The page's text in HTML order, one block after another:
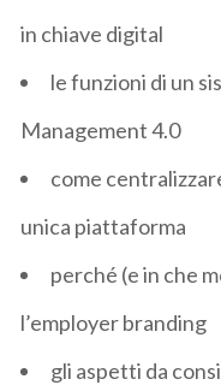
in chiave digital
le funzioni di un
Management 4.0
come
unica piattaforma
perché (e in che
l’employer branding
gli aspetti da